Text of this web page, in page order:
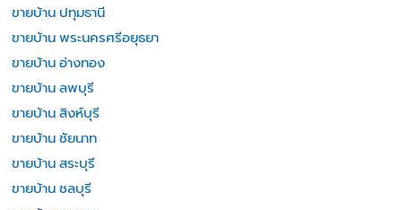
ขายบ้าน ปทุมธานี
ขายบ้าน พระนครศรีอยุธยา
ขายบ้าน อ่างทอง
ขายบ้าน ลพบุรี
ขายบ้าน สิงห์บุรี
ขายบ้าน ชัยนาท
ขายบ้าน สระบุรี
ขายบ้าน ชลบุรี